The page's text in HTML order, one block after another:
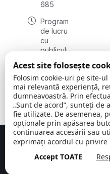
685
Program
de lucru
cu
publicul:
08:00 -
16:30
, vineri:
08:00 -
14:00
Comuna Cerchezu © 2026
Concept realizat de Big
Acest site folosește
Folosim cookie-uri pe site-
mai relevantă experiență,
dumneavoastră. Prin
„Sunt de acord”, sunteți de
fie utilizate. De asemenea,
opționale prin apăsarea
continuarea accesării sau
exprimați acordul cu privire
Accept TOATE